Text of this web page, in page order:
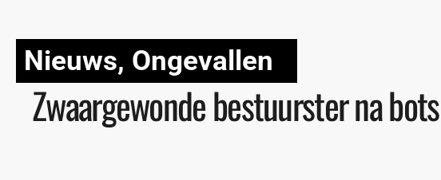
Nieuws, Ongevallen
Zwaargewonde bestuurster na